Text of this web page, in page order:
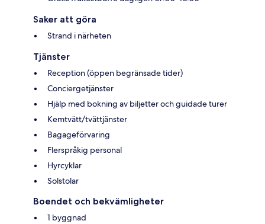
Saker att göra
Strand i närheten
Tjänster
Reception (öppen begränsade tider)
Conciergetjänster
Hjälp med bokning av biljetter och guidade turer
Kemtvätt/tvättjänster
Bagageförvaring
Flerspråkig personal
Hyrcyklar
Solstolar
Boendet och bekvämligheter
1 byggnad